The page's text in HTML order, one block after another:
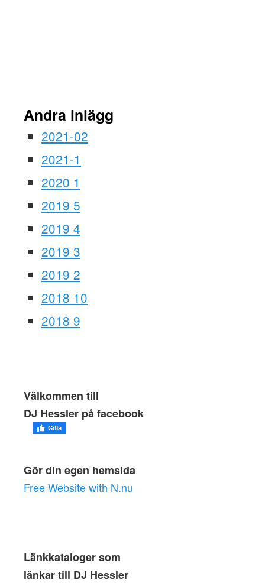
Andra inlägg
2021-02
2021-1
2020 1
2019 5
2019 4
2019 3
2019 2
2018 10
2018 9
Välkommen till
DJ Hessler på facebook
Gör din egen hemsida
Free Website with N.nu
Länkkataloger som
länkar till DJ Hessler